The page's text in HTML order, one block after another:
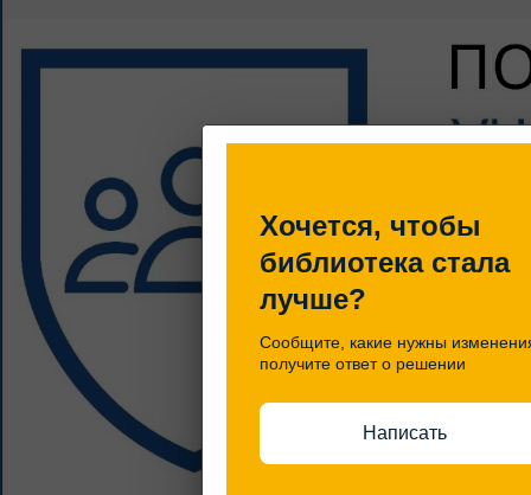
Хочется, чтобы
библиотека стала
лучше?
Сообщите, какие нужны
получите ответ о решении
Написать